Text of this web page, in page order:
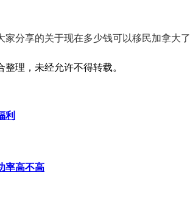
家分享的关于现在多少钱可以移民加拿大
理，未经允许不得转载。
利
率高不高